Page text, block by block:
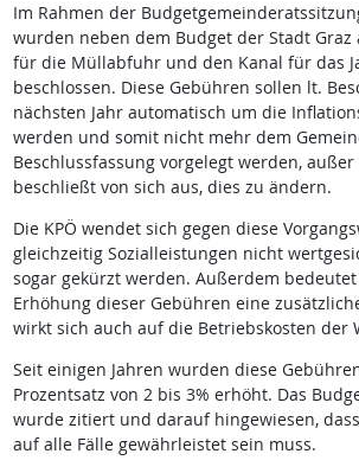
Im Rahmen der
wurden neben dem Budget der Stadt Graz
für die Müllabfuhr und den Kanal für das
beschlossen. Diese Gebühren sollen lt.
nächsten Jahr automatisch um die
werden und somit nicht mehr dem
Beschlussfassung vorgelegt werden,
beschließt von sich aus, dies zu ändern.
Die KPÖ wendet sich gegen diese
gleichzeitig Sozialleistungen nicht
sogar gekürzt werden. Außerdem
Erhöhung dieser Gebühren eine
wirkt sich auch auf die Betriebskosten der
Seit einigen Jahren wurden diese
Prozentsatz von 2 bis 3% erhöht. Das
wurde zitiert und darauf hingewiesen,
auf alle Fälle gewährleistet sein muss.